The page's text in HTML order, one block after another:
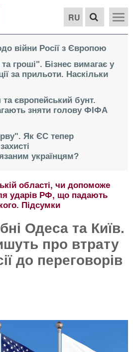
RU
війни Росії з Європою
гроші". Бізнес вимагає у
за прильоти. Наскільки
європейський бунт.
зняти голову ФІФА
Як ЄС тепер
українцям?
порожніх полиць. Чим
ударів по українських
Одеса та Київ.
про втрату
до переговорів